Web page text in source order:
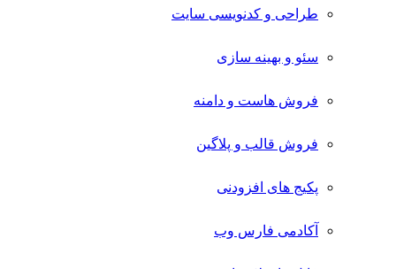
طراحی و کدنویسی سایت
سئو و بهینه سازی
فروش هاست و دامنه
فروش قالب و پلاگین
پکیج های افزودنی
آکادمی فارس وب